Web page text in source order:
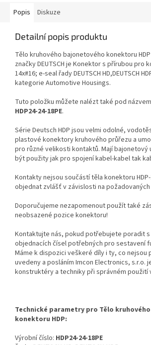
Popis Diskuze
Detailní popis produktu
Tělo kruhového bajonetového konektoru HDP
značky DEUTSCH je Konektor s přírubou pro
14x#16; e-seal řady DEUTSCH HD,DEUTSCH
kategorie Automotive Housings.
Tuto položku můžete nalézt také pod názvem
HDP24-24-18PE.
Série Deutsch HDP jsou velmi odolné,
plastové konektory kruhového průřezu a
pro různé velikosti kontaktů. Mají bajonetový
být použity jak pro spojení kabel-kabel tak
Kontakty nejsou součástí těla konektoru
objednat zvlášť v závislosti na
Doporučujeme nezapomenout použít také
neobsazené pozice konektoru!
Kontaktujte nás, pokud potřebujete poradit
objednacích čísel potřebných pro sestavení
Máme k dispozici veškeré díly i ty, co nejsou
uvedeny a posláním Imcon Electronics, s.r.o.
konstruktéry a techniky při správném použití
Technické parametry pro Tělo
konektoru HDP:
Výrobní číslo: HDP24-24-18PE